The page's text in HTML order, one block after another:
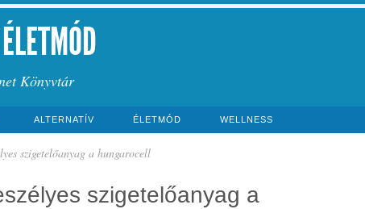
Könyvtár
ALTERNATÍV ÉLETMÓD WELLNESS
szigetelőanyag a hungarocell
szigetelőanyag a